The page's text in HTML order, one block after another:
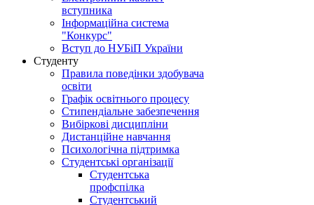
вступника
Інформаційна система
"Конкурс"
Вступ до НУБіП України
Студенту
Правила поведінки здобувача
освіти
Графік освітнього процесу
Стипендіальне забезпечення
Вибіркові дисципліни
Дистанційне навчання
Психологічна підтримка
Студентські організації
Студентська
профспілка
Студентський